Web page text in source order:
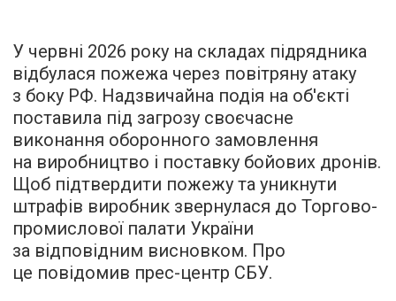
У червні 2026 року на складах підрядника
відбулася пожежа через повітряну атаку
з боку РФ. Надзвичайна подія на об'єкті
поставила під загрозу своєчасне
виконання оборонного замовлення
на виробництво і поставку бойових дронів.
Щоб підтвердити пожежу та уникнути
штрафів виробник звернулася до Торгово-
промислової палати України
за відповідним висновком. Про
це повідомив прес-центр СБУ.